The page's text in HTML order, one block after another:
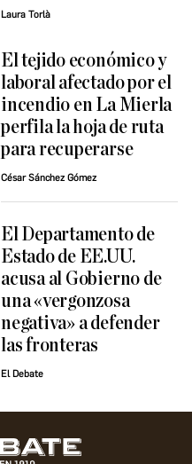
Laura Torlà
El tejido económico y
laboral afectado por el
incendio en La Mierla
perfila la hoja de ruta
para recuperarse
César Sánchez Gómez
El Departamento de
Estado de EE.UU.
acusa al Gobierno de
una «vergonzosa
negativa» a defender
las fronteras
El Debate